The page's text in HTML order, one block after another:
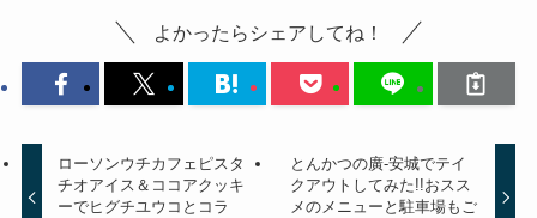
よかったらシェアしてね！
ローソンウチカフェピスタ
チオアイス＆ココアクッキ
ーでヒグチユウコとコラ
とんかつの廣-安城でテイ
クアウトしてみた!!おスス
メのメニューと駐車場もご